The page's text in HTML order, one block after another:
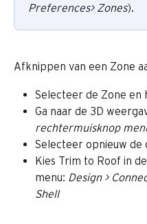
Preferences> Zones).
Afknippen van een Zone
Selecteer de Zone en
Ga naar de 3D
rechtermuisknop
Selecteer opnieuw de
Kies Trim to Roof in
menu: Design >
Shell